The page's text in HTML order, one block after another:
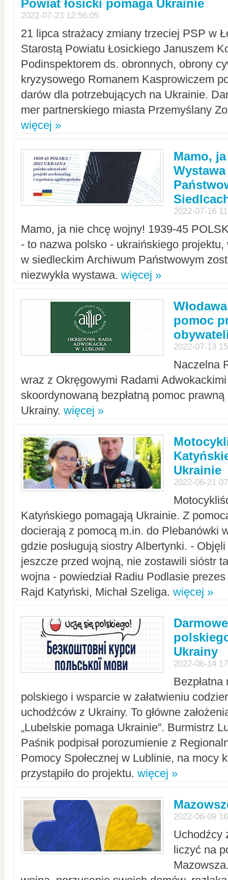
Powiat łosicki pomaga Ukrainie
2022-07-23 12:56:05
21 lipca strażacy zmiany trzeciej PSP w
Starostą Powiatu Łosickiego Januszem
Podinspektorem ds. obronnych, obrony
kryzysowego Romanem Kasprowiczem
darów dla potrzebujących na Ukrainie.
mer partnerskiego miasta Przemyślany
więcej »
Mamo,
2022-07-16
Mamo, ja nie chcę wojny! 1939-45
- to nazwa polsko - ukraińskiego
w siedleckim Archiwum Państwowym
niezwykła wystawa. więcej »
pomoc
2022-07-13
Naczelna
wraz z Okręgowymi Radami Adwokackimi
skoordynowaną bezpłatną pomoc
Ukrainy. więcej »
Ukrainie
2022-06-21
Katyńskiego pomagają Ukrainie. Z
docierają z pomocą m.in. do Plebanówki
gdzie posługują siostry Albertynki. -
jeszcze przed wojną, nie zostawili sióstr
wojna - powiedział Radiu Podlasie
Rajd Katyński, Michał Szeliga. więcej »
Ukrainy
2022-06-14
polskiego i wsparcie w załatwieniu
uchodźców z Ukrainy. To główne
„Lubelskie pomaga Ukrainie”. Burmistrz
Paśnik podpisał porozumienie z
Pomocy Społecznej w Lublinie, na mocy
przystąpiło do projektu. więcej »
2022-06-09
Uchodźcy
liczyć na